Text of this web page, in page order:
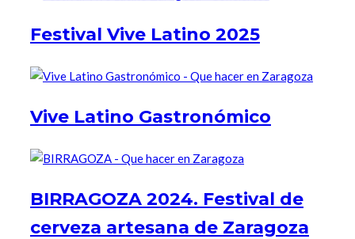
Festival Vive Latino 2025
Vive Latino Gastronómico
BIRRAGOZA 2024. Festival de
cerveza artesana de Zaragoza